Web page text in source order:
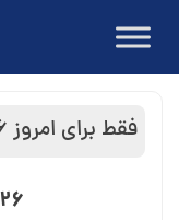
content
فقط برای امروز ۲۶ حوت ( اسفند ماه) ترازنامه
۲۶ حوت ( اسفند ماه)